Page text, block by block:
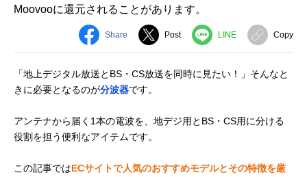
Moovooに還元されることがあります。
Share Post LINE Copy
「地上デジタル放送とBS・CS放送を同時に見たい！」そんなと
きに必要となるのが分波器です。
アンテナから届く1本の電波を、地デジ用とBS・CS用に分ける
役割を担う便利なアイテムです。
この記事ではECサイトで人気のおすすめモデルとその特徴を厳